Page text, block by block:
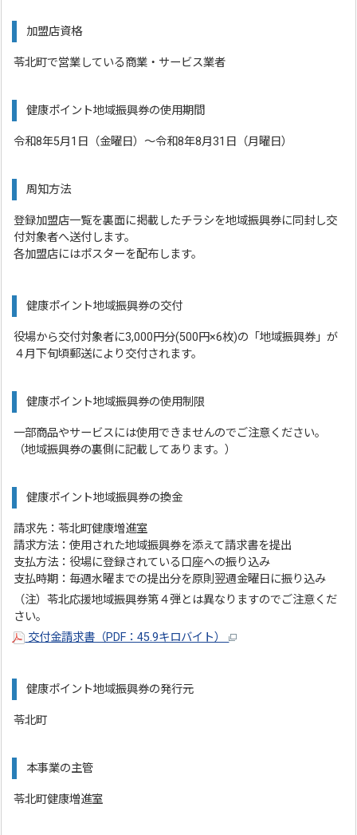
加盟店資格
苓北町で営業している商業・サービス業者
健康ポイント地域振興券の使用期間
令和8年5月1日（金曜日）～令和8年8月31日（月曜日）
周知方法
登録加盟店一覧を裏面に掲載したチラシを地域振興券に同封し交
付対象者へ送付します。
各加盟店にはポスターを配布します。
健康ポイント地域振興券の交付
役場から交付対象者に3,000円分(500円×6枚)の「地域振興券」が
４月下旬頃郵送により交付されます。
健康ポイント地域振興券の使用制限
一部商品やサービスには使用できませんのでご注意ください。
（地域振興券の裏側に記載してあります。）
健康ポイント地域振興券の換金
請求先：苓北町健康増進室
請求方法：使用された地域振興券を添えて請求書を提出
支払方法：役場に登録されている口座への振り込み
支払時期：毎週水曜までの提出分を原則翌週金曜日に振り込み
（注）苓北応援地域振興券第４弾とは異なりますのでご注意くだ
さい。
交付金請求書（PDF：45.9キロバイト）
健康ポイント地域振興券の発行元
苓北町
本事業の主管
苓北町健康増進室